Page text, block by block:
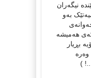
نیگەران
بەو
هەمیشە
بڕیار
..! )